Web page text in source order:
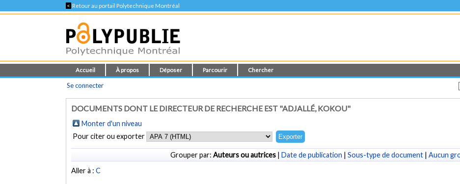
< Retour au portail Polytechnique Montréal
Accueil À propos Déposer Parcourir Chercher
Se connecter
DOCUMENTS DONT LE DIRECTEUR DE RECHERCHE EST "ADJALLÉ, KOKOU"
Monter d'un niveau
Pour citer ou exporter
Grouper par: Auteurs ou autrices | Date de publication | Sous-type de document | Aucun
Aller à :C